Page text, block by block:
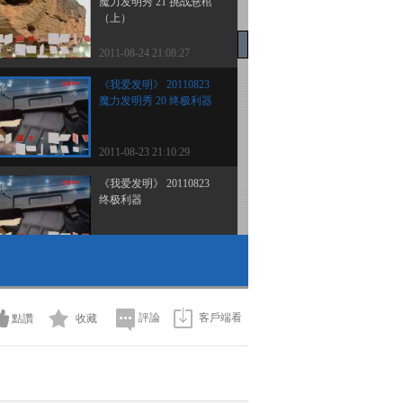
（上）
2011-08-24 21:08:27
《我爱发明》 20110823
魔力发明秀 20 终极利器
2011-08-23 21:10:29
《我爱发明》 20110823
终极利器
2011-08-22 21:05:03
空中飞人
點讚 收藏 評論 客戶端看